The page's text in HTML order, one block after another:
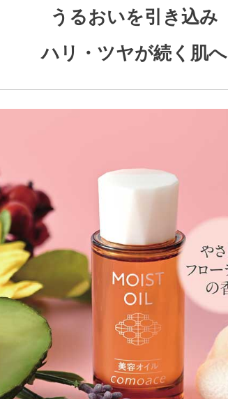
うるおいを引き込み
ハリ・ツヤが続く肌へ